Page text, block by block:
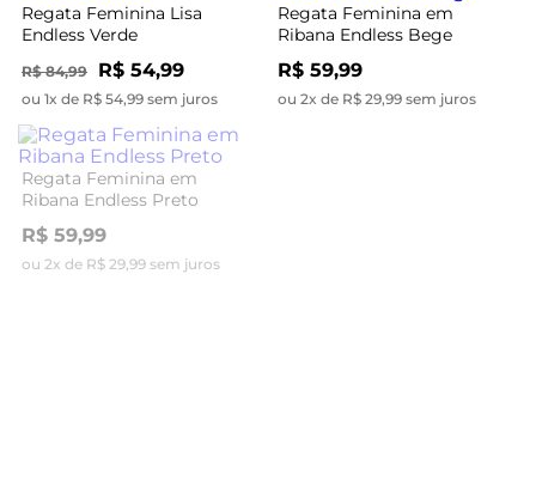
Regata Feminina Lisa
Endless Verde
R$ 84,99 R$ 54,99
ou 1x de R$ 54,99 sem juros
Regata Feminina em
Ribana Endless Bege
R$ 59,99
ou 2x de R$ 29,99 sem juros
Regata Feminina em
Ribana Endless Preto
R$ 59,99
ou 2x de R$ 29,99 sem juros